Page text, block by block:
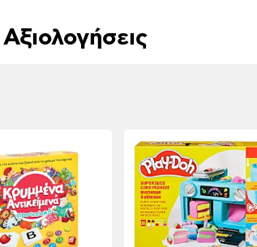
Αξιολογήσεις